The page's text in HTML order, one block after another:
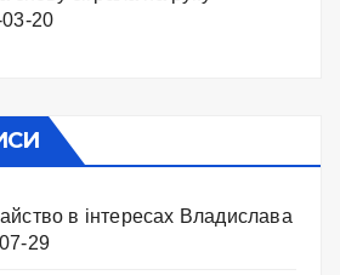
20
в інтересах Владислава
29